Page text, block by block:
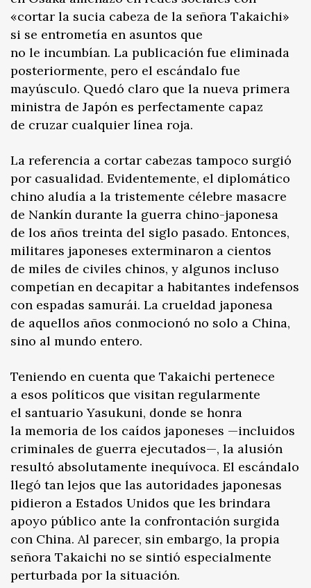
«cortar la sucia cabeza de la señora Takaichi»
si se entrometía en asuntos que
no le incumbían. La publicación fue eliminada
posteriormente, pero el escándalo fue
mayúsculo. Quedó claro que la nueva primera
ministra de Japón es perfectamente capaz
de cruzar cualquier línea roja.
La referencia a cortar cabezas tampoco surgió
por casualidad. Evidentemente, el diplomático
chino aludía a la tristemente célebre masacre
de Nankín durante la guerra chino-japonesa
de los años treinta del siglo pasado. Entonces,
militares japoneses exterminaron a cientos
de miles de civiles chinos, y algunos incluso
competían en decapitar a habitantes indefensos
con espadas samurái. La crueldad japonesa
de aquellos años conmocionó no solo a China,
sino al mundo entero.
Teniendo en cuenta que Takaichi pertenece
a esos políticos que visitan regularmente
el santuario Yasukuni, donde se honra
la memoria de los caídos japoneses —incluidos
criminales de guerra ejecutados—, la alusión
resultó absolutamente inequívoca. El escándalo
llegó tan lejos que las autoridades japonesas
pidieron a Estados Unidos que les brindara
apoyo público ante la confrontación surgida
con China. Al parecer, sin embargo, la propia
señora Takaichi no se sintió especialmente
perturbada por la situación.